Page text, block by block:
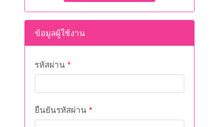
ข้อมูลผู้ใช้งาน
รหัสผ่าน *
ยืนยันรหัสผ่าน *